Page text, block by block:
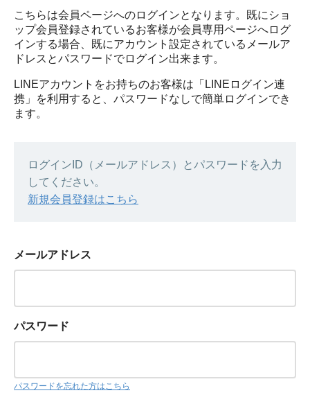
こちらは会員ページへのログインとなります。既にショ
ップ会員登録されているお客様が会員専用ページへログ
インする場合、既にアカウント設定されているメールア
ドレスとパスワードでログイン出来ます。
LINEアカウントをお持ちのお客様は「LINEログイン連
携」を利用すると、パスワードなしで簡単ログインでき
ます。
ログインID（メールアドレス）とパスワードを入力
してください。
新規会員登録はこちら
メールアドレス
パスワード
パスワードを忘れた方はこちら